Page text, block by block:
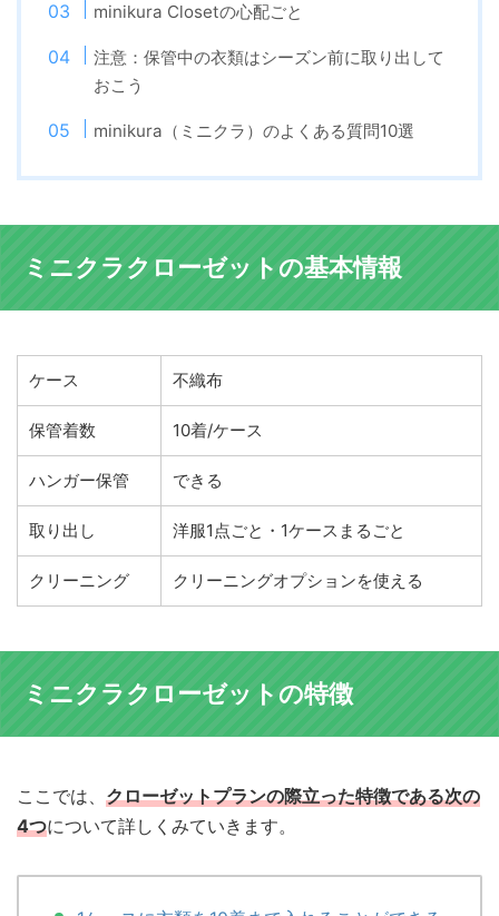
minikura Closetの心配ごと
注意：保管中の衣類はシーズン前に取り出して
おこう
minikura（ミニクラ）のよくある質問10選
ミニクラクローゼットの基本情報
ケース 不織布
保管着数 10着/ケース
ハンガー保管 できる
取り出し 洋服1点ごと・1ケースまるごと
クリーニング クリーニングオプションを使える
ミニクラクローゼットの特徴
ここでは、 クローゼットプランの際立った特徴である次の
4つについて詳しくみていきます。